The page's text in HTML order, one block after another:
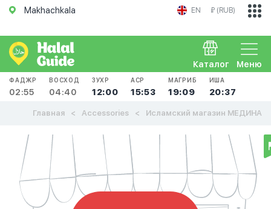
Makhachkala EN ₽ (RUB)
Меню
Каталог
ФАДЖР
02:55
ВОСХОД
04:40
ЗУХР
12:00
АСР
15:53
МАГРИБ
19:09
ИША
20:37
Главная Accessories Исламский магазин МЕДИНА